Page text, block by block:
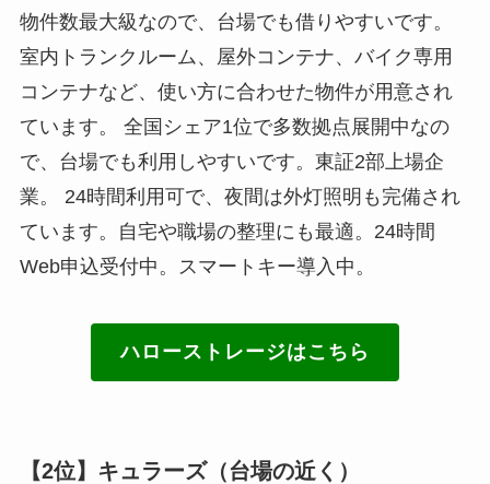
物件数最大級なので、台場でも借りやすいです。
室内トランクルーム、屋外コンテナ、バイク専用
コンテナなど、使い方に合わせた物件が用意され
ています。 全国シェア1位で多数拠点展開中なの
で、台場でも利用しやすいです。東証2部上場企
業。 24時間利用可で、夜間は外灯照明も完備され
ています。自宅や職場の整理にも最適。24時間
Web申込受付中。スマートキー導入中。
ハローストレージはこちら
【2位】キュラーズ（台場の近く）